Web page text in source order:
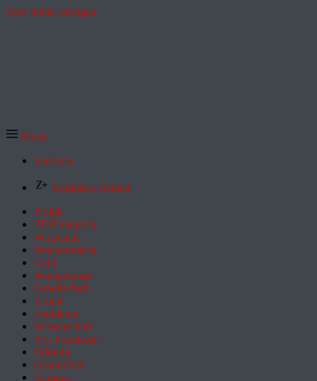
Zum Inhalt springen
Menü
Startseite
Exklusive Artikel
Politik
ZEITmagazin
Wirtschaft
Wochenmarkt
Geld
Wochenende
Gesellschaft
Arbeit
Feuilleton
Wissenschaft
Pol. Feuilleton
Bildung
Gesundheit
Campus